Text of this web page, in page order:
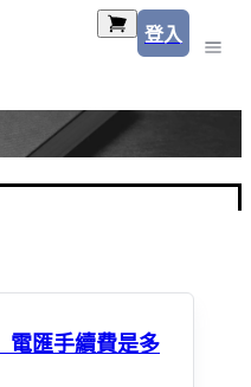
登入
電匯手續費是多